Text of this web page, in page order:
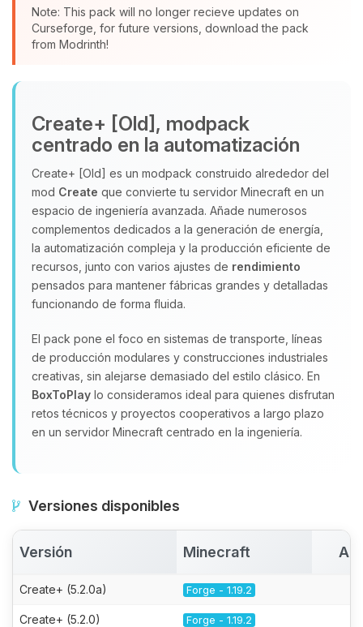
Note: This pack will no longer recieve updates on
Curseforge, for future versions, download the pack
from Modrinth!
Create+ [Old], modpack
centrado en la automatización
Create+ [Old] es un modpack construido alrededor del
mod Create que convierte tu servidor Minecraft en un
espacio de ingeniería avanzada. Añade numerosos
complementos dedicados a la generación de energía,
la automatización compleja y la producción eficiente de
recursos, junto con varios ajustes de rendimiento
pensados para mantener fábricas grandes y detalladas
funcionando de forma fluida.
El pack pone el foco en sistemas de transporte, líneas
de producción modulares y construcciones industriales
creativas, sin alejarse demasiado del estilo clásico. En
BoxToPlay lo consideramos ideal para quienes disfrutan
retos técnicos y proyectos cooperativos a largo plazo
en un servidor Minecraft centrado en la ingeniería.
Versiones disponibles
Versión Minecraft
Create+ (5.2.0a) Forge - 1.19.2
Create+ (5.2.0) Forge - 1.19.2